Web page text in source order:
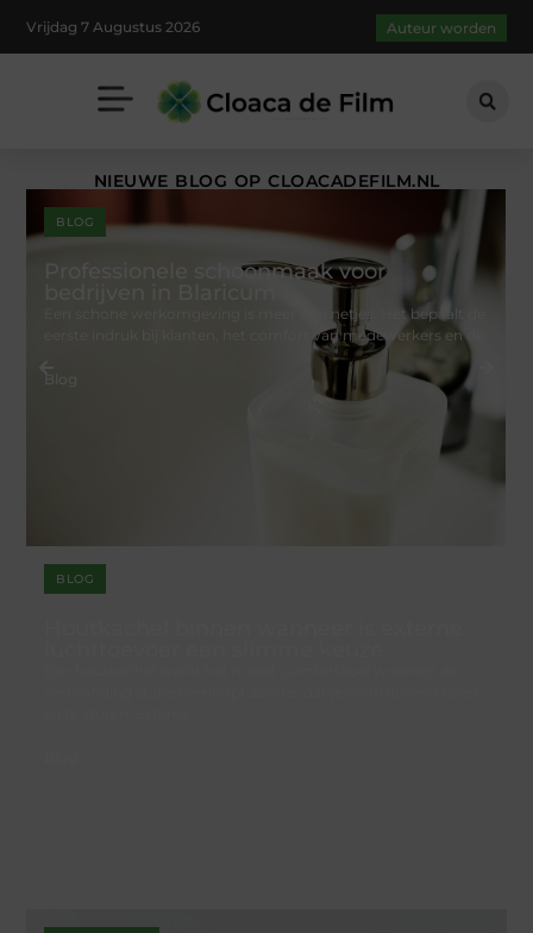
Vrijdag 7 Augustus 2026 Auteur worden
NIEUWE BLOG OP CLOACADEFILM.NL
BLOG
Professionele schoonmaak voor
Een schone werkomgeving is meer dan netjes. Het bepaalt de
eerste indruk bij klanten, het comfort van medewerkers en de
Blog
BLOG